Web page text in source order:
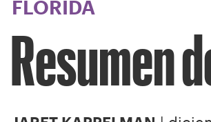
FLORIDA
Resumen